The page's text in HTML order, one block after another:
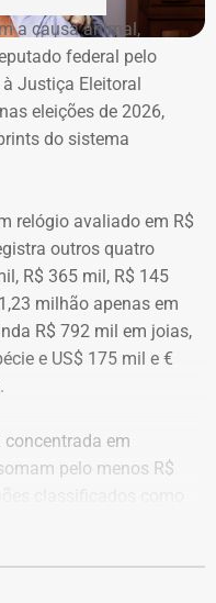
a causa animal,
federal pelo
Justiça Eleitoral
eleições de 2026,
do sistema
relógio avaliado em R$
outros quatro
R$ 365 mil, R$ 145
milhão apenas em
R$ 792 mil em joias,
e US$ 175 mil e €
em
pelo menos R$
aparecem na
declarada por